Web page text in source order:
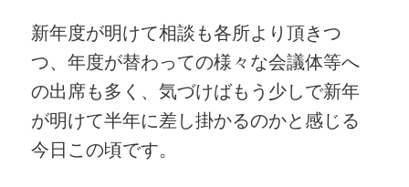
新年度が明けて相談も各所より頂きつ
つ、年度が替わっての様々な会議体等へ
の出席も多く、気づけばもう少しで新年
が明けて半年に差し掛かるのかと感じる
今日この頃です。